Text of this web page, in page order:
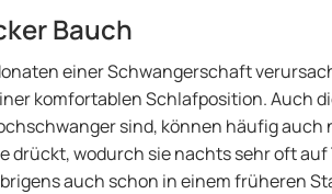
Bauch
einer Schwangerschaft
komfortablen Schlafposition. Auch
sind, können häufig
drückt, wodurch sie nachts sehr oft
auch schon in einem früheren